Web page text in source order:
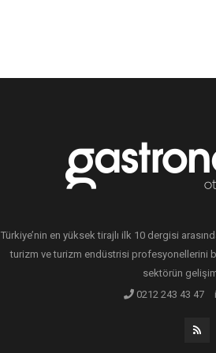
Türkiye’nin en yüksek tirajlı ilk 10 dergisi
turizm ve turizm endüstrisi profesyonellerini
sektörün
0212 243 43 47